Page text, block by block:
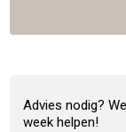
Advies nodig?
week helpen!